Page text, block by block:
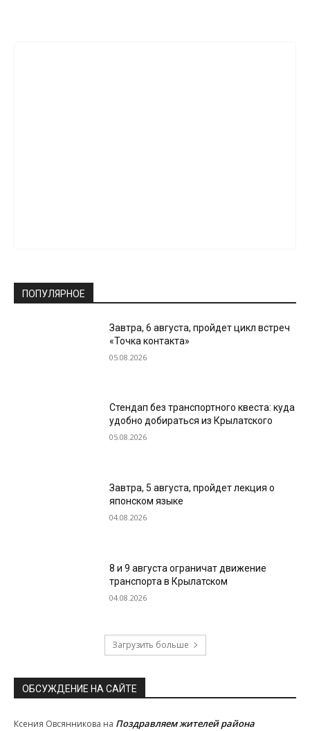
ПОПУЛЯРНОЕ
Завтра, 6 августа, пройдет цикл встреч
«Точка контакта»
05.08.2026
Стендап без транспортного квеста: куда
удобно добираться из Крылатского
05.08.2026
Завтра, 5 августа, пройдет лекция о
японском языке
04.08.2026
8 и 9 августа ограничат движение
транспорта в Крылатском
04.08.2026
Загрузить больше
ОБСУЖДЕНИЕ НА САЙТЕ
Ксения Овсянникова на Поздравляем жителей района